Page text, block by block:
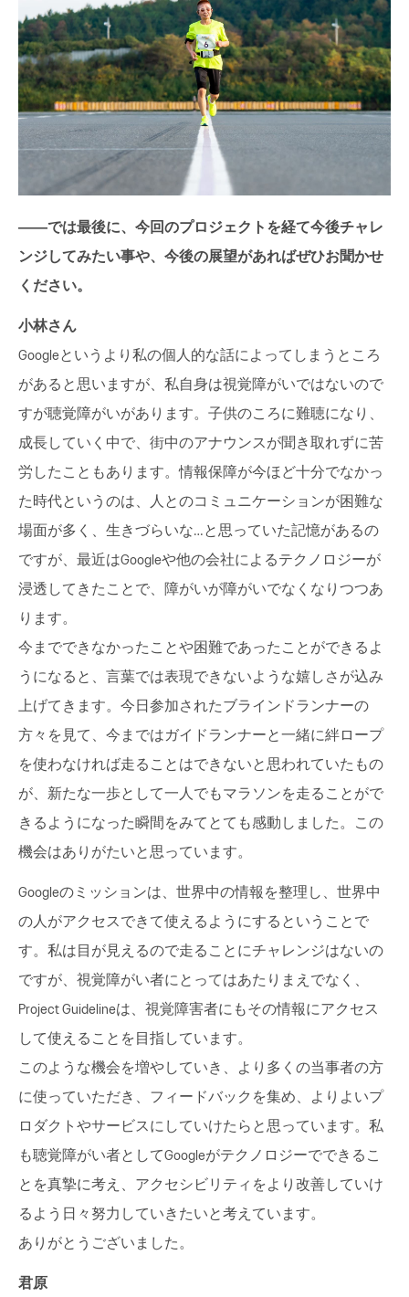
――では最後に、今回のプロジェクトを経て今後チャレ
ンジしてみたい事や、今後の展望があればぜひお聞かせ
ください。
小林さん
Googleというより私の個人的な話によってしまうところ
があると思いますが、私自身は視覚障がいではないので
すが聴覚障がいがあります。子供のころに難聴になり、
成長していく中で、街中のアナウンスが聞き取れずに苦
労したこともあります。情報保障が今ほど十分でなかっ
た時代というのは、人とのコミュニケーションが困難な
場面が多く、生きづらいな…と思っていた記憶があるの
ですが、最近はGoogleや他の会社によるテクノロジーが
浸透してきたことで、障がいが障がいでなくなりつつあ
ります。
今までできなかったことや困難であったことができるよ
うになると、言葉では表現できないような嬉しさが込み
上げてきます。今日参加されたブラインドランナーの
方々を見て、今まではガイドランナーと一緒に絆ロープ
を使わなければ走ることはできないと思われていたもの
が、新たな一歩として一人でもマラソンを走ることがで
きるようになった瞬間をみてとても感動しました。この
機会はありがたいと思っています。
Googleのミッションは、世界中の情報を整理し、世界中
の人がアクセスできて使えるようにするということで
す。私は目が見えるので走ることにチャレンジはないの
ですが、視覚障がい者にとってはあたりまえでなく、
Project Guidelineは、視覚障害者にもその情報にアクセス
して使えることを目指しています。
このような機会を増やしていき、より多くの当事者の方
に使っていただき、フィードバックを集め、よりよいプ
ロダクトやサービスにしていけたらと思っています。私
も聴覚障がい者としてGoogleがテクノロジーでできるこ
とを真摯に考え、アクセシビリティをより改善していけ
るよう日々努力していきたいと考えています。
ありがとうございました。
君原